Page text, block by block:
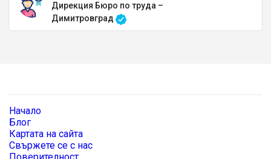
Дирекция Бюро по труда –
Димитровград
Начало
Блог
Картата на сайта
Свържете се с нас